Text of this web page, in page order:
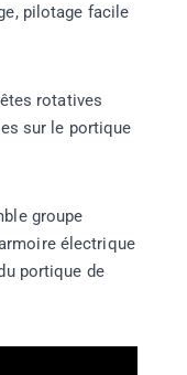
, pilotage facile
rotatives
sur le portique
groupe
électrique
portique de